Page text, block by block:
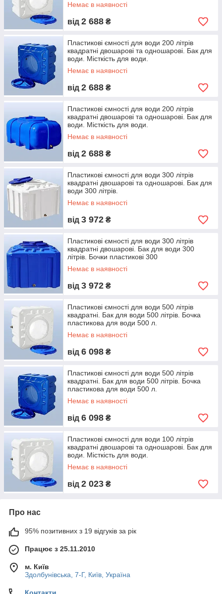
Немає в наявності
від 2 688 ₴
Пластикові ємності для води 200 літрів
квадратні двошарові та одношарові. Бак для
води. Місткість для води.
Немає в наявності
від 2 688 ₴
Пластикові ємності для води 200 літрів
квадратні двошарові та одношарові. Бак для
води. Місткість для води.
Немає в наявності
від 2 688 ₴
Пластикові ємності для води 300 літрів
квадратні двошарові та одношарові. Бак для
води 300 літрів.
Немає в наявності
від 3 972 ₴
Пластикові ємності для води 300 літрів
квадратні двошарові. Бак для води 300
літрів. Бочки пластикові 300
Немає в наявності
від 3 972 ₴
Пластикові ємності для води 500 літрів
квадратні. Бак для води 500 літрів. Бочка
пластикова для води 500 л.
Немає в наявності
від 6 098 ₴
Пластикові ємності для води 500 літрів
квадратні. Бак для води 500 літрів. Бочка
пластикова для води 500 л.
Немає в наявності
від 6 098 ₴
Пластикові ємності для води 100 літрів
квадратні двошарові та одношарові. Бак для
води. Місткість для води.
Немає в наявності
від 2 023 ₴
Про нас
95% позитивних з 19 відгуків за рік
Працює з 25.11.2010
м. Київ
Здолбунівська, 7-Г, Київ, Україна